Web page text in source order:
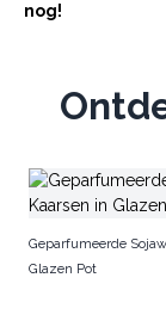
nog!
Geparfumeerde
Glazen Pot